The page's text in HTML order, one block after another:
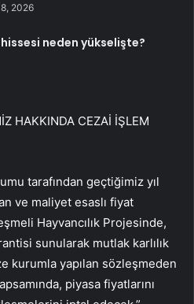
2026
neden yükselişte?
HAKKINDA CEZAİ İŞLEM
tarafından geçtiğimiz yıl
ve maliyet esaslı fiyat
Hayvancılık Projesinde,
sunularak mutlak karlılık
kurumla yapılan sözleşmeden
piyasa fiyatlarını